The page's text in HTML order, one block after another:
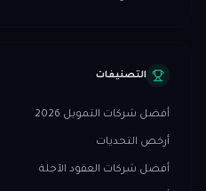
التصنيفات
أفضل شركات التمويل 2026
أرخص التحديات
أفضل شركات العقود الآجلة